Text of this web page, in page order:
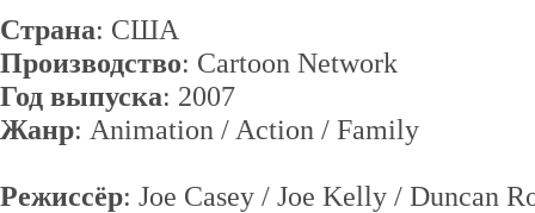
Страна: США
Производство: Cartoon Network
Год выпуска: 2007
Жанр: Animation / Action / Family
Режиссёр: Joe Casey / Joe Kelly / Duncan